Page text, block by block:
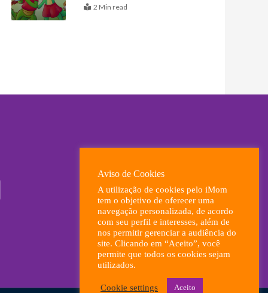
2 Min read
Aviso de Cookies
A utilização de cookies pelo iMom
tem o objetivo de oferecer uma
navegação personalizada, de acordo
com seu perfil e interesses, além de
nos permitir gerenciar a audiência do
site. Clicando em “Aceito”, você
permite que todos os cookies sejam
utilizados.
Cookie settings Aceito